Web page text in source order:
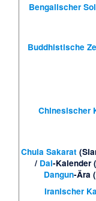
Bengalischer
Buddhistische
Chinesischer
Chula Sakarat
/ Dai-Kalender
Dangun-Ära
Iranischer